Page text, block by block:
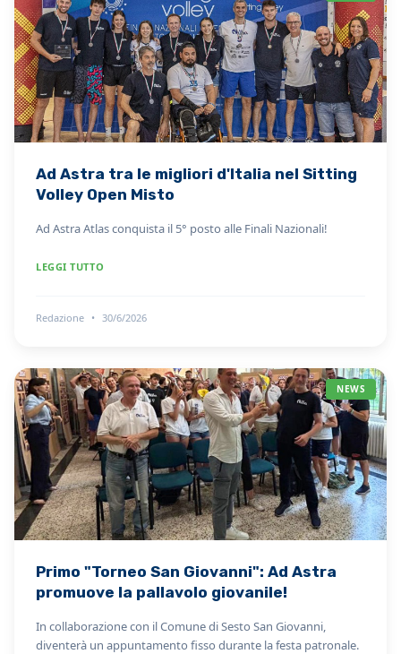
Ad Astra tra le migliori d'Italia nel Sitting
Volley Open Misto
Ad Astra Atlas conquista il 5° posto alle Finali Nazionali!
LEGGI TUTTO
Redazione • 30/6/2026
NEWS
Primo "Torneo San Giovanni": Ad Astra
promuove la pallavolo giovanile!
In collaborazione con il Comune di Sesto San Giovanni,
diventerà un appuntamento fisso durante la festa patronale.